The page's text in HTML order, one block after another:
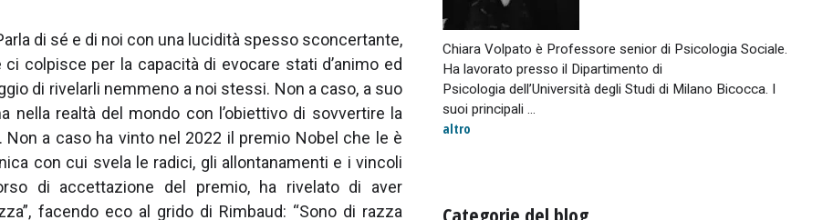
di sé e di noi con una lucidità spesso sconcertante,
colpisce per la capacità di evocare stati d’animo ed
di rivelarli nemmeno a noi stessi. Non a caso, a suo
nella realtà del mondo con l’obiettivo di sovvertire la
a caso ha vinto nel 2022 il premio Nobel che le è
con cui svela le radici, gli allontanamenti e i vincoli
di accettazione del premio, ha rivelato di aver
facendo eco al grido di Rimbaud: “Sono di razza
Chiara Volpato è Professore senior di Psicologia Sociale.
Ha lavorato presso il Dipartimento di
Psicologia dell’Università degli Studi di Milano Bicocca. I
suoi principali ...
altro
Categorie del blog